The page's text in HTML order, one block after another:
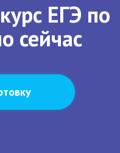
ЕГЭ по
сейчас